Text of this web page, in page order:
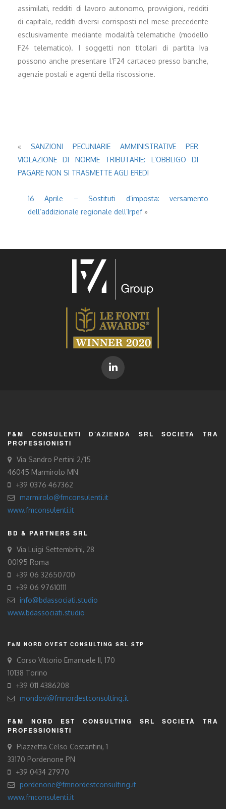
assimilati, redditi di lavoro autonomo, provvigioni, redditi
di capitale, redditi diversi corrisposti nel mese precedente
esclusivamente mediante modalità telematiche (modello
F24 telematico). I soggetti non titolari di partita Iva
possono anche presentare l’F24 cartaceo presso banche,
agenzie postali e agenti della riscossione.
« SANZIONI PECUNIARIE AMMINISTRATIVE PER
VIOLAZIONE DI NORME TRIBUTARIE: L’OBBLIGO DI
PAGARE NON SI TRASMETTE AGLI EREDI
16 Aprile – Sostituti d’imposta: versamento
dell’addizionale regionale dell’Irpef»
F&M CONSULENTI D’AZIENDA SRL SOCIETÀ TRA
PROFESSIONISTI
Via Sandro Pertini 2/15
46045 Marmirolo MN
+39 0376 467362
marmirolo@fmconsulenti.it
www.fmconsulenti.it
BD & PARTNERS SRL
Via Luigi Settembrini, 28
00195 Roma
+39 06 32650700
+39 06 97610111
info@bdassociati.studio
www.bdassociati.studio
F&M NORD OVEST CONSULTING SRL STP
Corso Vittorio Emanuele II, 170
10138 Torino
+39 011 4386208
mondovi@fmnordestconsulting.it
F&M NORD EST CONSULTING SRL SOCIETÀ TRA
PROFESSIONISTI
Piazzetta Celso Costantini, 1
33170 Pordenone PN
+39 0434 27970
pordenone@fmnordestconsulting.it
www.fmconsulenti.it